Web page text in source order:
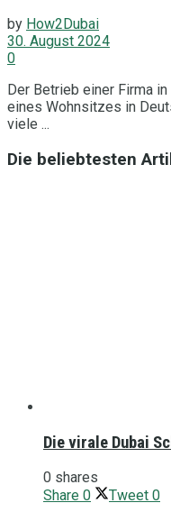
by How2Dubai
30. August 2024
0
Der Betrieb einer Firma
eines Wohnsitzes in
viele ...
Die beliebtesten
Die virale Dubai
0 shares
Share 0 Tweet 0